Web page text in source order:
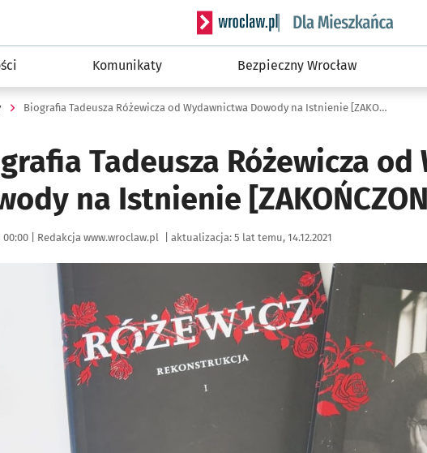
Serwis informacyjny wroclaw.pl
Komunikaty Bezpieczny Wrocław
Biografia Tadeusza Różewicza od Wydawnictwa Dowody na Istnienie [ZAKOŃCZONY]
Tadeusza Różewicza
na Istnienie
00:00 | Autor:
Redakcja www.wroclaw.pl aktualizacja: 5 lat temu, 14.12.2021
powiększyć